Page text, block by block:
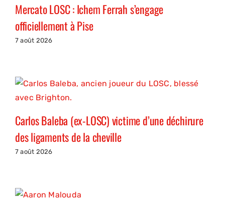
Mercato LOSC : Ichem Ferrah s’engage
officiellement à Pise
7 août 2026
Carlos Baleba (ex-LOSC) victime d’une déchirure
des ligaments de la cheville
7 août 2026